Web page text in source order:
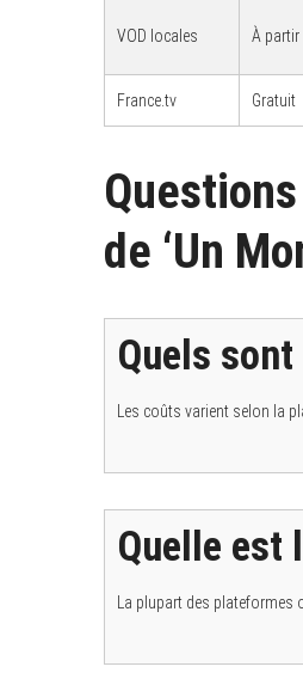
VOD locales À partir
France.tv Gratuit
de ‘Un
Quels
Les coûts varient selon la
Quelle est
La plupart des plateformes
h
f
r
: